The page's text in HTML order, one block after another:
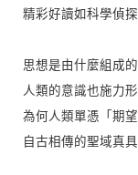
精彩好讀如科學偵
思想是由什麼組成的
人類的意識也施力
為何人類單憑「期
自古相傳的聖域真